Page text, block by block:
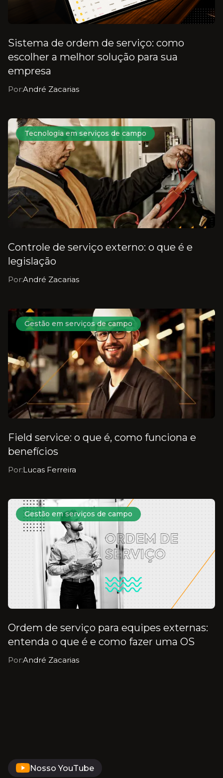
Sistema de ordem de serviço: como
escolher a melhor solução para sua
empresa
Por:André Zacarias
Tecnologia em serviços de campo
Controle de serviço externo: o que é e
legislação
Por:André Zacarias
Gestão em serviços de campo
Field service: o que é, como funciona e
benefícios
Por:Lucas Ferreira
Gestão em serviços de campo
Ordem de serviço para equipes externas:
entenda o que é e como fazer uma OS
Por:André Zacarias
Nosso YouTube